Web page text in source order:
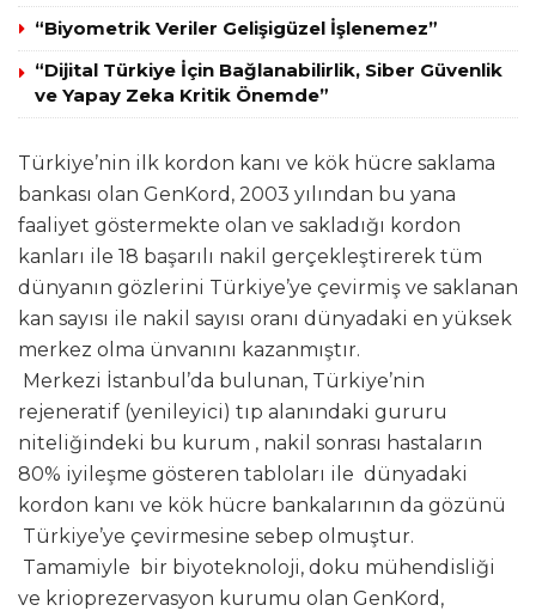
“Biyometrik Veriler Gelişigüzel İşlenemez”
“Dijital Türkiye İçin Bağlanabilirlik, Siber Güvenlik
ve Yapay Zeka Kritik Önemde”
Türkiye’nin ilk kordon kanı ve kök hücre saklama
bankası olan GenKord, 2003 yılından bu yana
faaliyet göstermekte olan ve sakladığı kordon
kanları ile 18 başarılı nakil gerçekleştirerek tüm
dünyanın gözlerini Türkiye’ye çevirmiş ve saklanan
kan sayısı ile nakil sayısı oranı dünyadaki en yüksek
merkez olma ünvanını kazanmıştır.
Merkezi İstanbul’da bulunan, Türkiye’nin
rejeneratif (yenileyici) tıp alanındaki gururu
niteliğindeki bu kurum , nakil sonrası hastaların
80% iyileşme gösteren tabloları ile dünyadaki
kordon kanı ve kök hücre bankalarının da gözünü
Türkiye’ye çevirmesine sebep olmuştur.
Tamamiyle bir biyoteknoloji, doku mühendisliği
ve krioprezervasyon kurumu olan GenKord,